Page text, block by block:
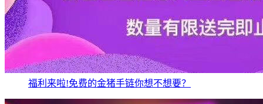
福利来啦!免费的金猪手链你想不想要？